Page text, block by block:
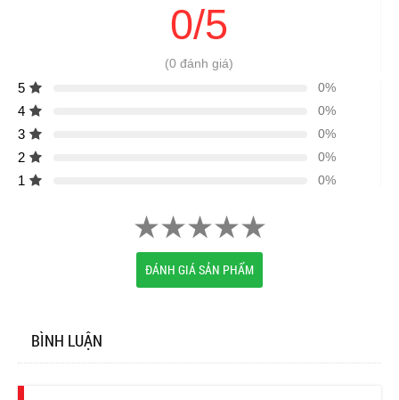
0/5
(0 đánh giá)
5 0%
4 0%
3 0%
2 0%
1 0%
ĐÁNH GIÁ SẢN PHẨM
BÌNH LUẬN